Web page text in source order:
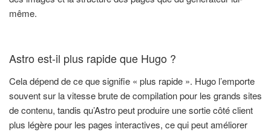
même.
Astro est-il plus rapide que Hugo ?
Cela dépend de ce que signifie « plus rapide ». Hugo l’emporte
souvent sur la vitesse brute de compilation pour les grands sites
de contenu, tandis qu’Astro peut produire une sortie côté client
plus légère pour les pages interactives, ce qui peut améliorer